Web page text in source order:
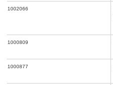
1002066
1000809
1000877